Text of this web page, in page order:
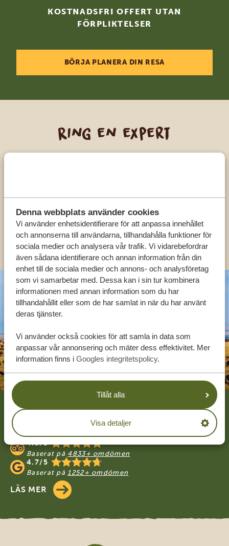
Denna webbplats använder cookies
Vi använder enhetsidentifierare för att anpassa innehållet
och annonserna till användarna, tillhandahålla funktioner för
sociala medier och analysera vår trafik. Vi vidarebefordrar
även sådana identifierare och annan information från din
enhet till de sociala medier och annons- och analysföretag
som vi samarbetar med. Dessa kan i sin tur kombinera
informationen med annan information som du har
tillhandahållit eller som de har samlat in när du har använt
deras tjänster.
Vi använder också cookies för att samla in data som
anpassar vår annonsering och mäter dess effektivitet. Mer
information finns i Googles integritetspolicy.
Tillåt alla
Visa detaljer
KOSTNADSFRI OFFERT UTAN
FÖRPLIKTELSER
BÖRJA PLANERA DIN RESA
Ring en expert
SV:+31 174 788 108
KONTAKT
Footer
VÅRA KUNDER REKOMMENDERAR
TANZANIA SPECIALIST
4.9/5
Baserat på 4833+ omdömen
4.7/5
Baserat på1252+ omdömen
LÄS MER